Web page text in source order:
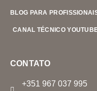
BLOG PARA
CANAL TÉCNICO
CONTATO
+351 967 037 995